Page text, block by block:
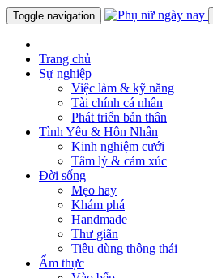
Toggle navigation
Trang chủ
Sự nghiệp
Việc làm & kỹ năng
Tài chính cá nhân
Phát triển bản thân
Tình Yêu & Hôn Nhân
Kinh nghiệm cưới
Tâm lý & cảm xúc
Đời sống
Mẹo hay
Khám phá
Handmade
Thư giãn
Tiêu dùng thông thái
Ẩm thực